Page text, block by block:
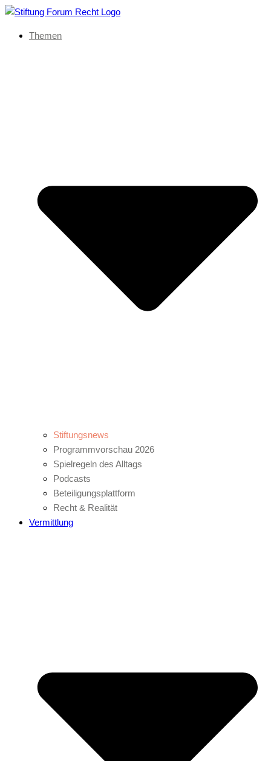
Themen
Stiftungsnews
Programmvorschau 2026
Spielregeln des Alltags
Podcasts
Beteiligungsplattform
Recht & Realität
Vermittlung